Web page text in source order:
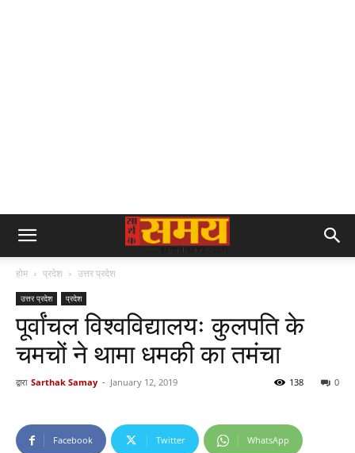
होम प्रदेश उत्तर प्रदेश
उत्तर प्रदेश प्रदेश
पूर्वांचल विश्वविद्यालयः कुलपति के
चमचों ने थामा धमकी का तमंचा
द्वारा Sarthak Samay - January 12, 2019 0
138
Facebook Twitter WhatsApp